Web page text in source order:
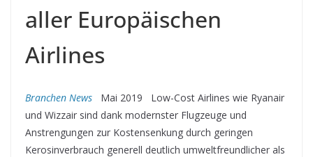
aller Europäischen
Airlines
Branchen News
Mai 2019 Low-Cost Airlines wie Ryanair
und Wizzair sind dank modernster Flugzeuge und
Anstrengungen zur Kostensenkung durch geringen
Kerosinverbrauch generell deutlich umweltfreundlicher als